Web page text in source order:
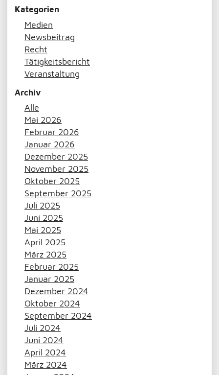
Kategorien
Medien
Newsbeitrag
Recht
Tätigkeitsbericht
Veranstaltung
Archiv
Alle
Mai 2026
Februar 2026
Januar 2026
Dezember 2025
November 2025
Oktober 2025
September 2025
Juli 2025
Juni 2025
Mai 2025
April 2025
März 2025
Februar 2025
Januar 2025
Dezember 2024
Oktober 2024
September 2024
Juli 2024
Juni 2024
April 2024
März 2024